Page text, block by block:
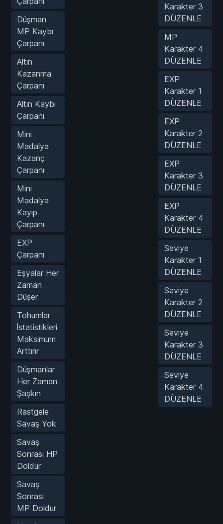
Düşman
MP Kaybı
Çarpanı
Altın
Kazanma
Çarpanı
Altın Kaybı
Çarpanı
Mini
Madalya
Kazanç
Çarpanı
Mini
Madalya
Kayıp
Çarpanı
EXP
Çarpanı
Eşyalar Her
Zaman
Düşer
Tohumlar
İstatistikleri
Maksimum
Arttırır
Düşmanlar
Her Zaman
Şaşkın
Rastgele
Savaş Yok
Savaş
Sonrası HP
Doldur
Savaş
Sonrası
MP Doldur
Karakter 3
DÜZENLE
MP
Karakter 4
DÜZENLE
EXP
Karakter 1
DÜZENLE
EXP
Karakter 2
DÜZENLE
EXP
Karakter 3
DÜZENLE
EXP
Karakter 4
DÜZENLE
Seviye
Karakter 1
DÜZENLE
Seviye
Karakter 2
DÜZENLE
Seviye
Karakter 3
DÜZENLE
Seviye
Karakter 4
DÜZENLE